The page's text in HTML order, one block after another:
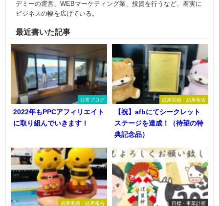
デミーの運営、WEBマーケティング業、投資を行うなど、着実に
ビジネスの幅を広げている。
最近書いた記事
日常ブログ
2022年もPPCアフィリエイト
に取り組んでいきます！
成果実績・結果報告
【祝】afbにてシークレット
ステージを達成！（待望の特
典記念品）
成果実績・結果報告 目標・事業計画